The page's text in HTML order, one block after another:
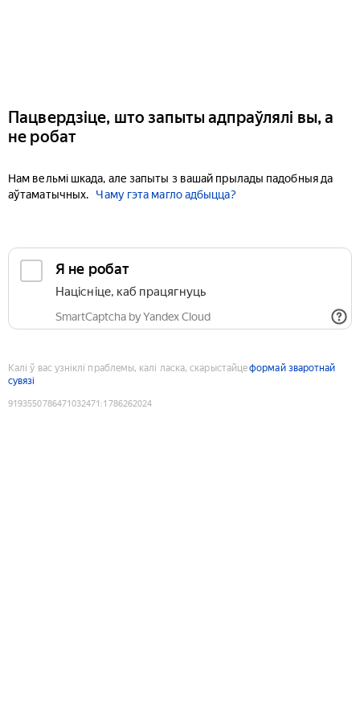
Пацвердзіце, што запыты адпраўлялі вы, а
не робат
Нам вельмі шкада, але запыты з вашай прылады падобныя да
аўтаматычных.
Чаму гэта магло адбыцца?
Я не робат
Націсніце, каб працягнуць
SmartCaptcha by Yandex Cloud
Калі ў вас узніклі праблемы, калі ласка, скарыстайцеформай зваротнай
сувязі
9193550786471032471 :1786262024